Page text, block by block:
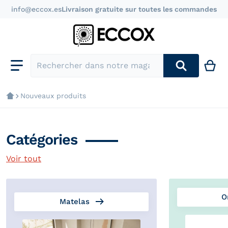
info@eccox.esLivraison gratuite sur toutes les commandes
Rechercher dans notre magasin
Nouveaux produits
Catégories
Voir tout
Matelas